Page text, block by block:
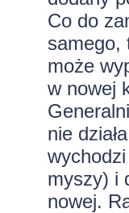
Co do
samego,
może
w nowej
nie
myszy) i
nowej.